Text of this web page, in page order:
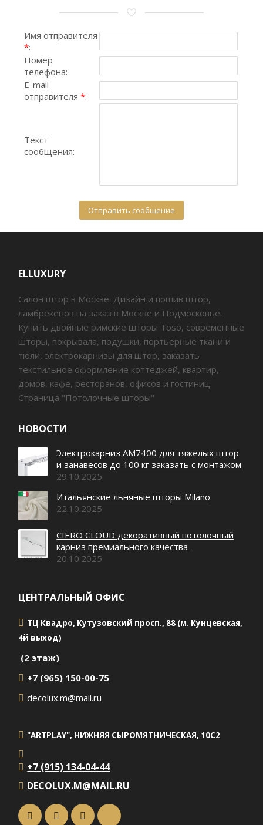
Имя отправителя
*:
Номер
телефона:
E-mail
отправителя *:
Текст
сообщения:
ELLUXURY
Салон штор в Москве. Дизайн и пошив штор,
ламбрекенов на заказ в Москве и Подмосковье.
Купить двойные римские шторы Toso, современные
шторы, покрывала, подушки, портьерные ткани и
тюли, электрокарнизы для штор, заказать
текстильное оформление коттеджей, квартир,
домов, кафе, ресторанов, офисов и гостиниц.
Страница "Потолочные шторы"
НОВОСТИ
Электрокарниз AM7400 для тяжелых штор
и занавесов до 100 кг заказать с монтажом
29.10.2025
Итальянские льняные шторы Milano
22.10.2025
CIERO CLOUD декоративный потолочный
карниз премиального качества
20.10.2025
ЦЕНТРАЛЬНЫЙ ОФИС
ТЦ Квадро, Кутузовский просп., 88 (м. Кунцевская,
4й выход)
(2 этаж)
+7 (965) 150-00-75
decolux.m@mail.ru
"ARTPLAY", НИЖНЯЯ СЫРОМЯТНИЧЕСКАЯ, 10С2
+7 (915) 134-04-44
DECOLUX.M@MAIL.RU